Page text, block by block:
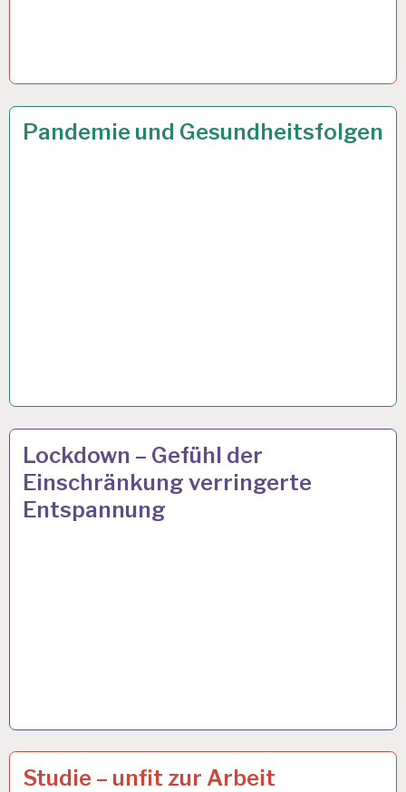
50PLUS…
Pandemie und Gesundheitsfolgen
23 SEP. 2021
ARBEIT
UND
GESUNDHEIT…
Lockdown – Gefühl der
Einschränkung verringerte
Entspannung
25 JUNI 2021
50PLUS…
Studie – unfit zur Arbeit
19 APR. 2021